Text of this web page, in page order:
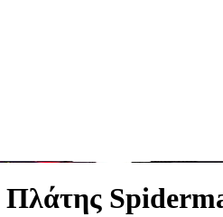
Πλάτης